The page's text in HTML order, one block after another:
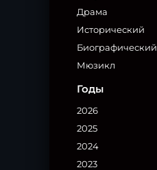
Драма
Исторический
Биографический
Мюзикл
Годы
2026
2025
2024
2023